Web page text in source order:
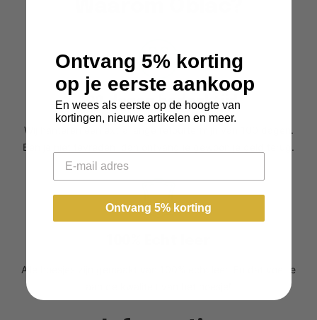
100 dagen bedenktijd
Wij hanteren een extra lange retourtermijn van 100 dagen.
Ben je niet tevreden, dan ontvang je gewoon je geld terug.
Alle hoesjes zijn gemaakt van 100% echt leer. En dat voel je
Ontvang 5% korting
op je eerste aankoop
En wees als eerste op de hoogte van
kortingen, nieuwe artikelen en meer.
Email
Ontvang 5% korting